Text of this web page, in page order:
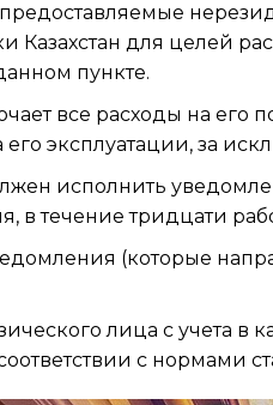
Казахстан для целей
пункте.
все расходы на
эксплуатации, за
исполнить
в течение тридцати
(которые
лица с учета в
с нормами